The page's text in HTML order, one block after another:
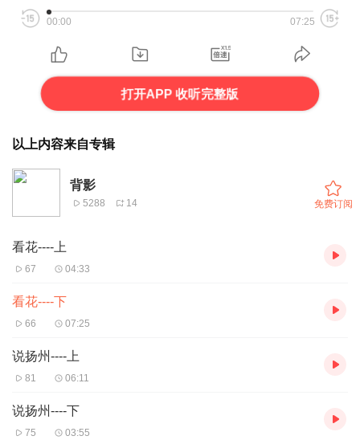
00:00 07:25
打开APP 收听完整版
以上内容来自专辑
背影
5288 14 免费订阅
看花----上
67 04:33
看花----下
66 07:25
说扬州----上
81 06:11
说扬州----下
75 03:55